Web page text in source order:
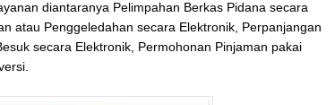
diantaranya Pelimpahan Berkas Pidana secara
atau Penggeledahan secara Elektronik, Perpanjangan
secara Elektronik, Permohonan Pinjaman pakai